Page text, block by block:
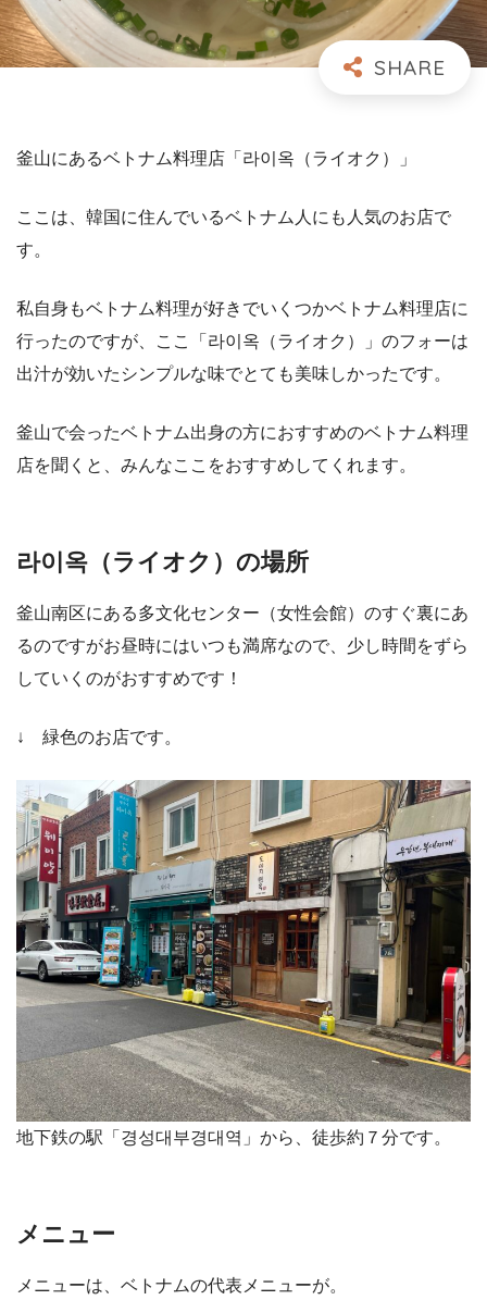
釜山にあるベトナム料理店「라이옥（ライオク）」
ここは、韓国に住んでいるベトナム人にも人気のお店で
す。
私自身もベトナム料理が好きでいくつかベトナム料理店に
行ったのですが、ここ「라이옥（ライオク）」のフォーは
出汁が効いたシンプルな味でとても美味しかったです。
釜山で会ったベトナム出身の方におすすめのベトナム料理
店を聞くと、みんなここをおすすめしてくれます。
라이옥（ライオク）の場所
釜山南区にある多文化センター（女性会館）のすぐ裏にあ
るのですがお昼時にはいつも満席なので、少し時間をずら
していくのがおすすめです！
↓ 緑色のお店です。
地下鉄の駅「경성대부경대역」から、徒歩約７分です。
メニュー
メニューは、ベトナムの代表メニューが。